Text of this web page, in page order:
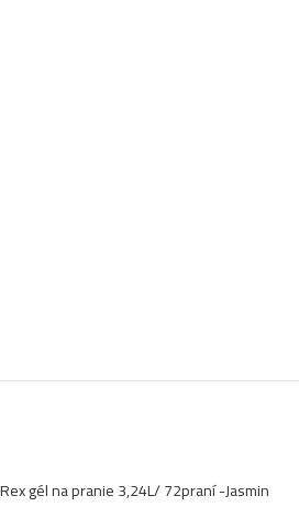
Rex gél na pranie 3,24L/ 72praní -Jasmin